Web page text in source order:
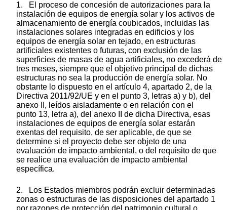
1. El proceso de concesión de autorizaciones para la
instalación de equipos de energía solar y los activos de
almacenamiento de energía coubicados, incluidas las
instalaciones solares integradas en edificios y los
equipos de energía solar en tejado, en estructuras
artificiales existentes o futuras, con exclusión de las
superficies de masas de agua artificiales, no excederá de
tres meses, siempre que el objetivo principal de dichas
estructuras no sea la producción de energía solar. No
obstante lo dispuesto en el artículo 4, apartado 2, de la
Directiva 2011/92/UE y en el punto 3, letras a) y b), del
anexo II, leídos aisladamente o en relación con el
punto 13, letra a), del anexo II de dicha Directiva, esas
instalaciones de equipos de energía solar estarán
exentas del requisito, de ser aplicable, de que se
determine si el proyecto debe ser objeto de una
evaluación de impacto ambiental, o del requisito de que
se realice una evaluación de impacto ambiental
específica.
2. Los Estados miembros podrán excluir determinadas
zonas o estructuras de las disposiciones del apartado 1
por razones de protección del patrimonio cultural o